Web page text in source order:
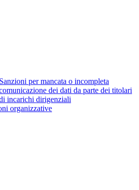
Sanzioni per mancata o incompleta
dei dati da parte dei titolari
incarichi dirigenziali
organizzative